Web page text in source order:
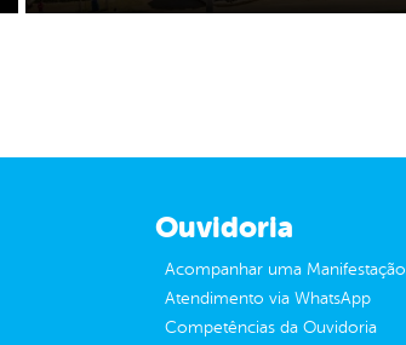
Ouvidoria
Acompanhar uma Manifestação
Atendimento via WhatsApp
Competências da Ouvidoria